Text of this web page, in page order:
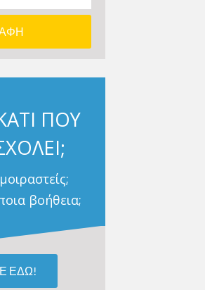
ΠΟΥ
βοήθεια;
ΕΔΩ!